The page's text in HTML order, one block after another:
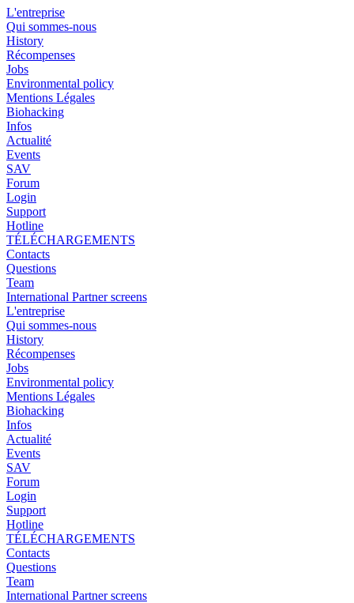
L'entreprise
Qui sommes-nous
History
Récompenses
Jobs
Environmental policy
Mentions Légales
Biohacking
Infos
Actualité
Events
SAV
Forum
Login
Support
Hotline
TÉLÉCHARGEMENTS
Contacts
Questions
Team
International Partner screens
L'entreprise
Qui sommes-nous
History
Récompenses
Jobs
Environmental policy
Mentions Légales
Biohacking
Infos
Actualité
Events
SAV
Forum
Login
Support
Hotline
TÉLÉCHARGEMENTS
Contacts
Questions
Team
International Partner screens